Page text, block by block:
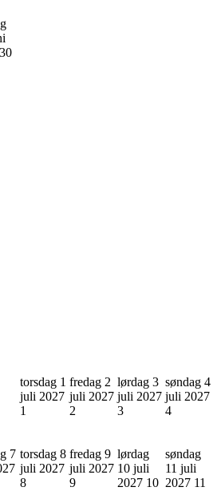
30
torsdag 1
juli 2027
1
fredag 2
juli 2027
2
lørdag 3
juli 2027
3
søndag 4
juli 2027
4
7 torsdag 8
juli 2027
8
fredag 9
juli 2027
9
lørdag
10 juli
2027 10
søndag
11 juli
2027 11